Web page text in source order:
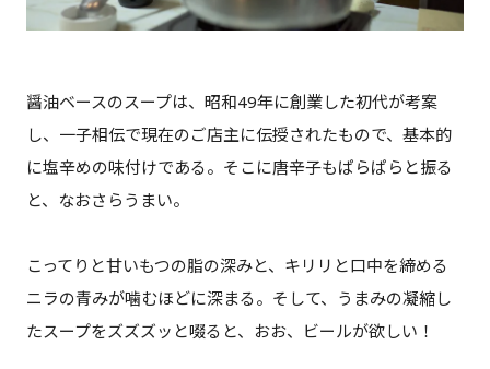
醤油ベースのスープは、昭和49年に創業した初代が考案
し、一子相伝で現在のご店主に伝授されたもので、基本的
に塩辛めの味付けである。そこに唐辛子もぱらぱらと振る
と、なおさらうまい。
こってりと甘いもつの脂の深みと、キリリと口中を締める
ニラの青みが噛むほどに深まる。そして、うまみの凝縮し
たスープをズズズッと啜ると、おお、ビールが欲しい！